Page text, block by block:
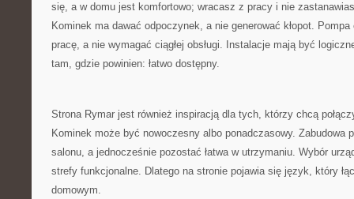
się, a w domu jest komfortowo; wracasz z pracy i nie
Kominek ma dawać odpoczynek, a nie generować kłopot. Pompa
pracę, a nie wymagać ciągłej obsługi. Instalacje mają być
tam, gdzie powinien: łatwo dostępny.
Strona Rymar jest również inspiracją dla tych, którzy chcą
Kominek może być nowoczesny albo ponadczasowy. Zabudowa
salonu, a jednocześnie pozostać łatwa w utrzymaniu. Wybór
strefy funkcjonalne. Dlatego na stronie pojawia się język, który
domowym.